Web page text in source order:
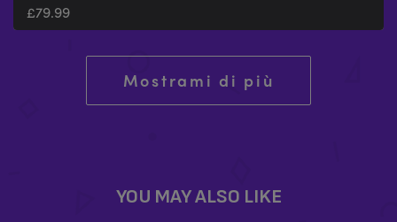
£79.99
Mostrami di più